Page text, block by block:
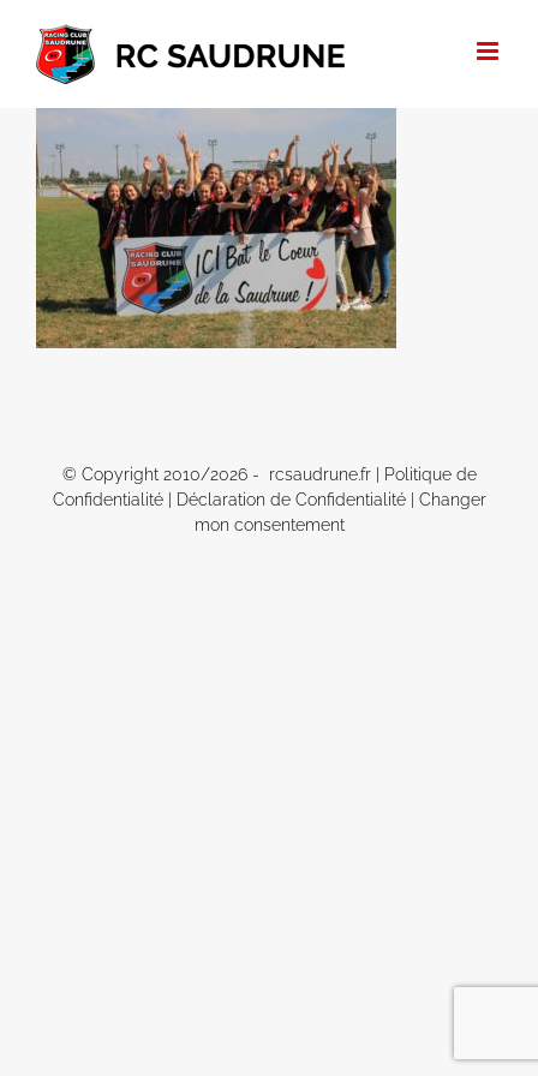
Passer
contenu
© Copyright 2010/2026 - rcsaudrune.fr |
Politique de
Confidentialité| Déclaration de Confidentialité| Changer
mon consentement